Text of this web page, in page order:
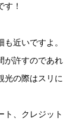
！
近いですよ。
が許すのであれ
光の際はスリに
ト、クレジット